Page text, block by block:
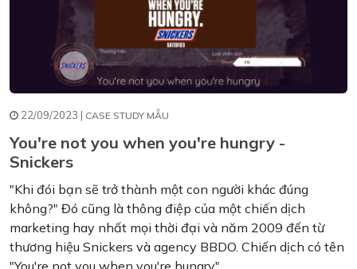
22/09/2023 | CASE STUDY MẪU
You're not you when you're hungry -
Snickers
"Khi đói bạn sẽ trở thành một con người khác đúng
không?" Đó cũng là thông điệp của một chiến dịch
marketing hay nhất mọi thời đại và năm 2009 đến từ
thương hiệu Snickers và agency BBDO. Chiến dịch có tên
"You're not you when you're hungry".